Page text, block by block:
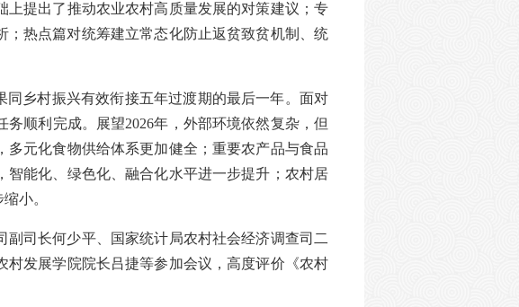
上提出了推动农业农村高质量发展的对策建议；专
；热点篇对统筹建立常态化防止返贫致贫机制、统
同乡村振兴有效衔接五年过渡期的最后一年。面对
顺利完成。展望2026年，外部环境依然复杂，但
元化食物供给体系更加健全；重要农产品与食品
能化、绿色化、融合化水平进一步提升；农村居
小。
司长何少平、国家统计局农村社会经济调查司二
发展学院院长吕捷等参加会议，高度评价《农村